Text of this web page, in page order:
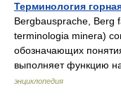
Терминология
Bergbausprache, Berg
terminologia minera)
обозначающих
выполняет функцию
энциклопедия